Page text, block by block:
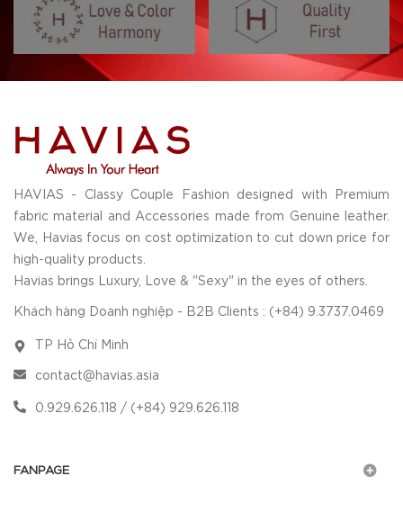
HAVIAS - Classy Couple Fashion designed with Premium
fabric material and Accessories made from Genuine leather.
We, Havias focus on cost optimization to cut down price for
high-quality products.
Havias brings Luxury, Love & "Sexy" in the eyes of others.
Khách hàng Doanh nghiệp - B2B Clients : (+84) 9.3737.0469
TP Hồ Chí Minh
contact@havias.asia
0.929.626.118 / (+84) 929.626.118
FANPAGE